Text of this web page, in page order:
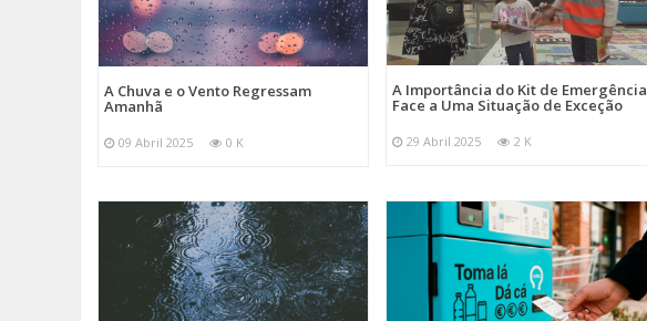
A Chuva e o Vento Regressam
Amanhã
09 Abril 2025 0 K
A Importância do Kit de Emergência
Face a Uma Situação de Exceção
29 Abril 2025 2 K